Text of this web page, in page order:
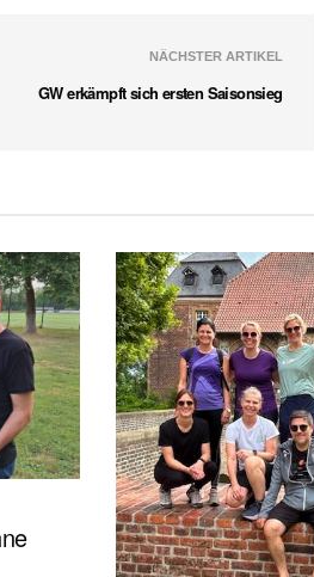
NÄCHSTER ARTIKEL
GW erkämpft sich ersten Saisonsieg